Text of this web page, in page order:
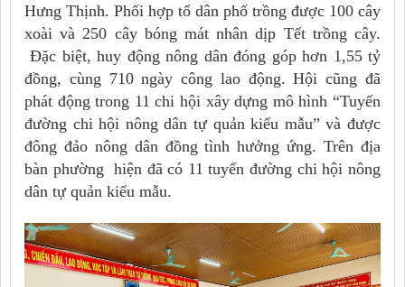
Hưng Thịnh. Phối hợp tổ dân phố trồng được 100 cây
xoài và 250 cây bóng mát nhân dịp Tết trồng cây.
Đặc biệt, huy động nông dân đóng góp hơn 1,55 tỷ
đồng, cùng 710 ngày công lao động. Hội cũng đã
phát động trong 11 chi hội xây dựng mô hình “Tuyến
đường chi hội nông dân tự quản kiểu mẫu” và được
đông đảo nông dân đồng tình hưởng ứng. Trên địa
bàn phường hiện đã có 11 tuyến đường chi hội nông
dân tự quản kiểu mẫu.